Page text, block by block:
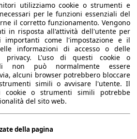
5
-
freni) -
freni)
2000 kg
500 - 1593 l
148 g/km (komb.)
7.1 l/100km
4.9 l/100km
5.7 l/100km
utilizziamo cookie o strumenti e
per le funzioni essenziali del
il corretto funzionamento. Vengono
in risposta all'attività dell'utente per
importanti come l'impostazione e il
informazioni di accesso o delle
privacy. L'uso di questi cookie o
non può normalmente essere
alcuni browser potrebbero bloccare
simili o avvisare l'utente. Il
cookie o strumenti simili potrebbe
del sito web.
della pagina